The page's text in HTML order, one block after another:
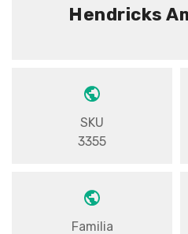
Hendricks
SKU
3355
Familia